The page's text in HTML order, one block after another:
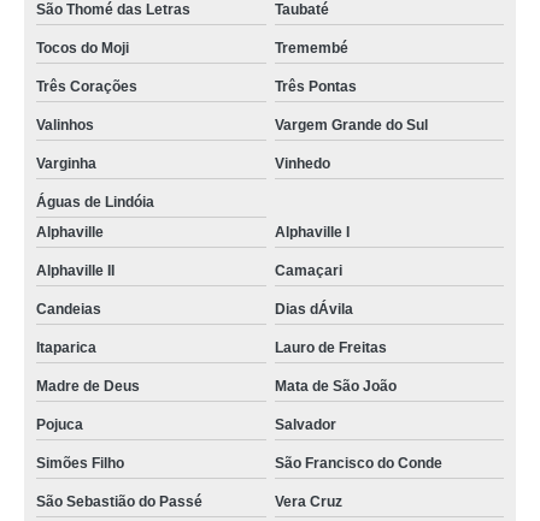
São Thomé das Letras Taubaté
Tocos do Moji Tremembé
Três Corações Três Pontas
Valinhos Vargem Grande do Sul
Varginha Vinhedo
Águas de Lindóia
Alphaville
Alphaville I
Alphaville II Camaçari
Candeias Dias dÁvila
Itaparica Lauro de Freitas
Madre de Deus Mata de São João
Pojuca Salvador
Simões Filho São Francisco do Conde
São Sebastião do Passé Vera Cruz